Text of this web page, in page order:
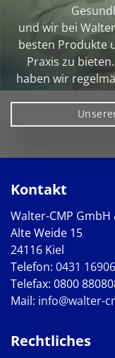
und wir bei
besten Produkte
Praxis zu
haben wir
Kontakt
Walter-CMP GmbH
Alte Weide 15
24116 Kiel
Telefon: 0431
Telefax: 0800
Mail: info@walter-
Rechtliches